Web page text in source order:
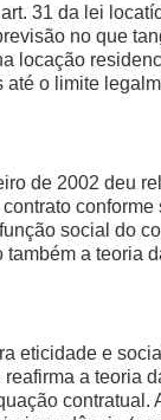
31 da lei
no que
locação
o limite
de 2002 deu
conforme
social do
a teoria
eticidade e
a teoria
contratual.